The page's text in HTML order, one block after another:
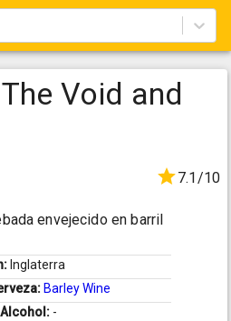
Void and
7.1/10
envejecido en barril
Inglaterra
Barley Wine
-